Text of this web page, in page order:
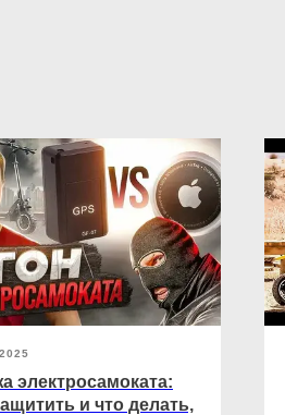
электросамоката:
и что делать,